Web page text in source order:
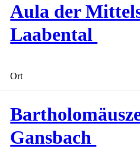
Aula der
Laabental
Ort
Gansbach